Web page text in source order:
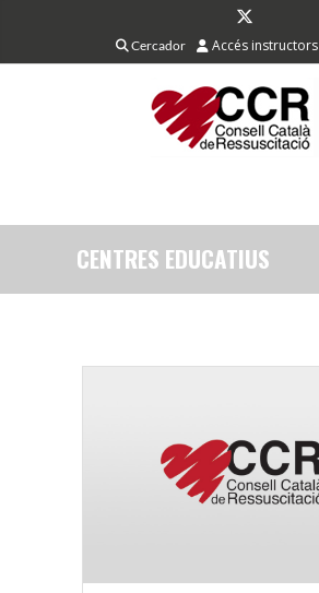
Accés instructors
Cercador
CENTRES EDUCATIUS